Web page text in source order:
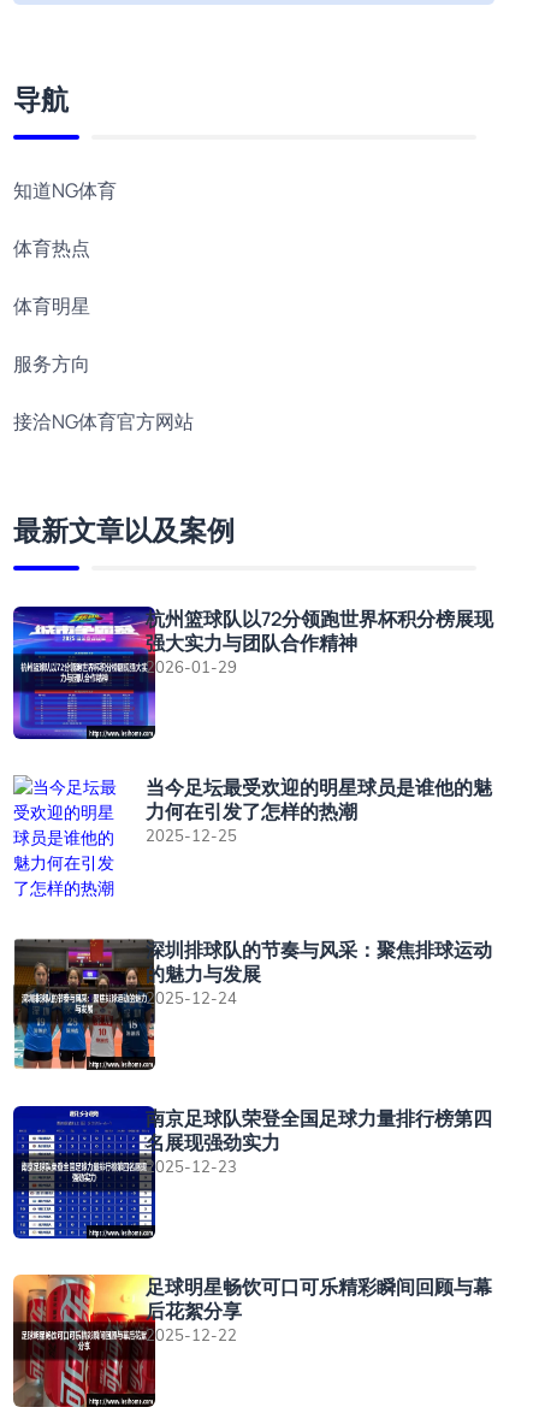
导航
知道NG体育
体育热点
体育明星
服务方向
接洽NG体育官方网站
最新文章以及案例
杭州篮球队以72分领跑世界杯积分榜展现
强大实力与团队合作精神
2026-01-29
当今足坛最受欢迎的明星球员是谁他的魅
力何在引发了怎样的热潮
2025-12-25
深圳排球队的节奏与风采：聚焦排球运动
的魅力与发展
2025-12-24
南京足球队荣登全国足球力量排行榜第四
名展现强劲实力
2025-12-23
足球明星畅饮可口可乐精彩瞬间回顾与幕
后花絮分享
2025-12-22